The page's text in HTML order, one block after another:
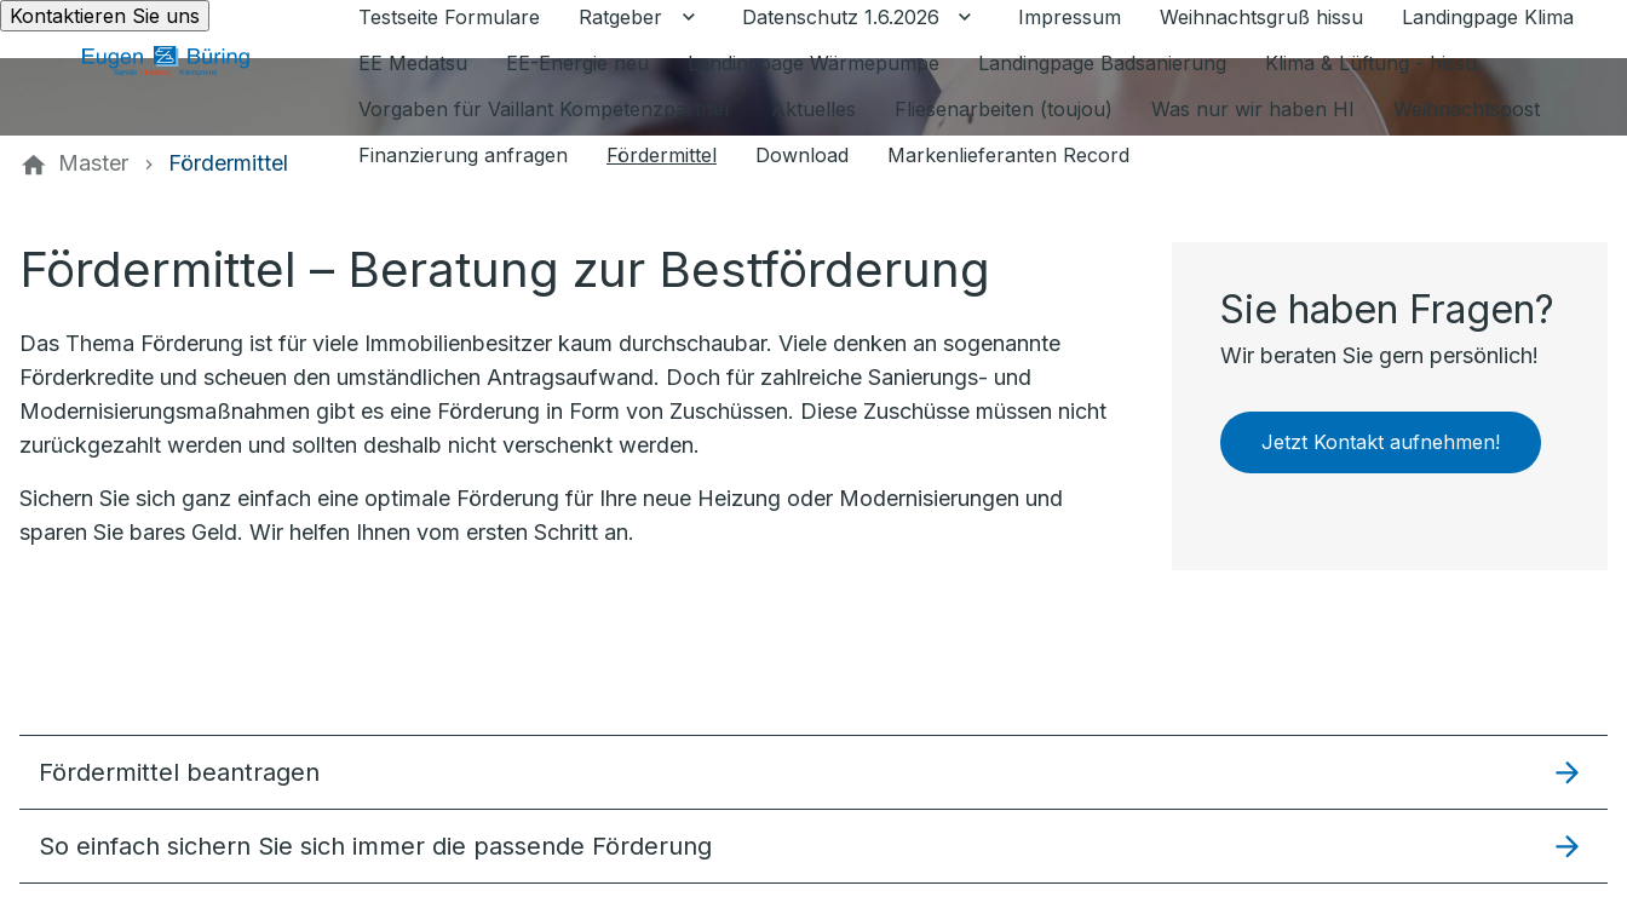
Kontaktieren Sie uns Testseite Formulare Ratgeber Untermenü für Ratgeber umschalten
Datenschutz 1.6.2026 Untermenü für Datenschutz 1.6.2026 umschalten
Impressum Weihnachtsgruß hissu
Landingpage Klima
EE Medatsu
EE-Energie neu Landingpage Wärmepumpe Landingpage Badsanierung
Klima & Lüftung - hissu
Vorgaben für Vaillant Kompetenzpartner
Aktuelles Fliesenarbeiten (toujou) Was nur wir haben HI
Weihnachtspost
Finanzierung anfragen
Fördermittel Download Markenlieferanten Record
Master Fördermittel
Fördermittel – Beratung zur Bestförderung
Das Thema Förderung ist für viele Immobilienbesitzer kaum durchschaubar. Viele denken an sogenannte
Förderkredite und scheuen den umständlichen Antragsaufwand. Doch für zahlreiche Sanierungs- und
Modernisierungsmaßnahmen gibt es eine Förderung in Form von Zuschüssen. Diese Zuschüsse müssen nicht
zurückgezahlt werden und sollten deshalb nicht verschenkt werden.
Sichern Sie sich ganz einfach eine optimale Förderung für Ihre neue Heizung oder Modernisierungen und
sparen Sie bares Geld. Wir helfen Ihnen vom ersten Schritt an.
Sie haben Fragen?
Wir beraten Sie gern persönlich!
Jetzt Kontakt aufnehmen!
Fördermittel beantragen
So einfach sichern Sie sich immer die passende Förderung